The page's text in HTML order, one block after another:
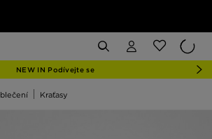
NEW IN Podívejte se
Kraťasy